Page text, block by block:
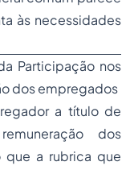
às necessidades
Participação nos
dos empregados
a título de
dos
que a rubrica que